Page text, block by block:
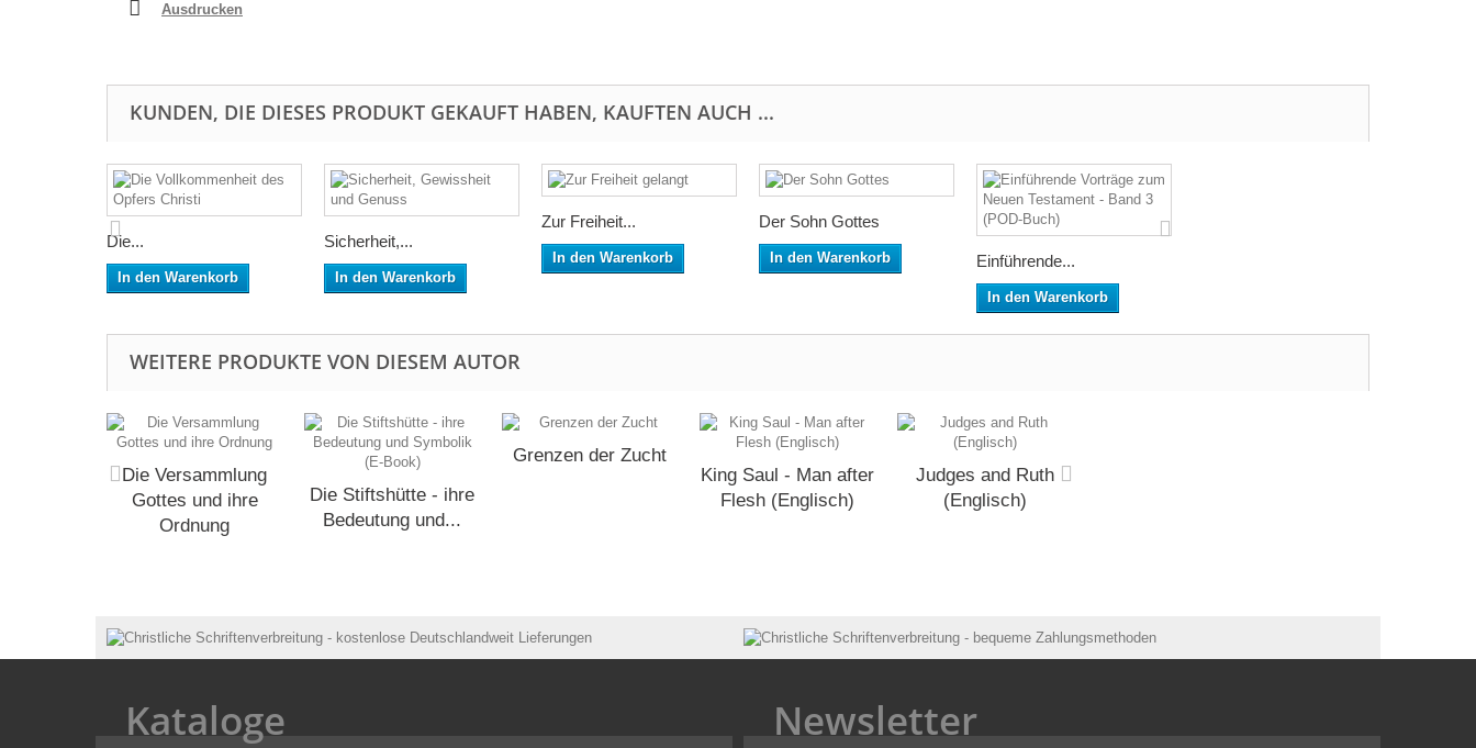
Ausdrucken
KUNDEN, DIE DIESES PRODUKT GEKAUFT HABEN, KAUFTEN AUCH ...
Die...
In den Warenkorb
Sicherheit,...
In den Warenkorb
Zur Freiheit...
In den Warenkorb
Der Sohn Gottes
In den Warenkorb Einführende...
In den Warenkorb
WEITERE PRODUKTE VON DIESEM AUTOR
Die Versammlung
Gottes und ihre
Ordnung
Die Stiftshütte - ihre
Bedeutung und...
Grenzen der Zucht
King Saul - Man after
Flesh (Englisch)
Judges and Ruth
(Englisch)
Kataloge Newsletter